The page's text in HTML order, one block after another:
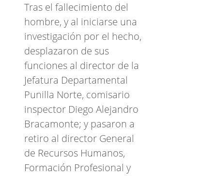
Tras el fallecimiento del
hombre, y al iniciarse una
investigación por el hecho,
desplazaron de sus
funciones al director de la
Jefatura Departamental
Punilla Norte, comisario
inspector Diego Alejandro
Bracamonte; y pasaron a
retiro al director General
de Recursos Humanos,
Formación Profesional y